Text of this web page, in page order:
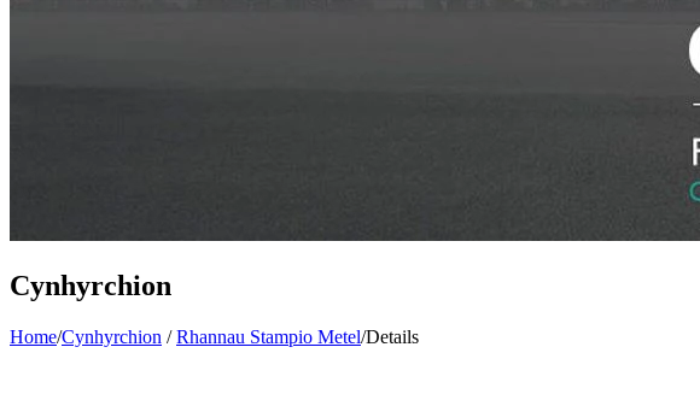
Cynhyrchion
Home/Cynhyrchion / Rhannau Stampio Metel/Details